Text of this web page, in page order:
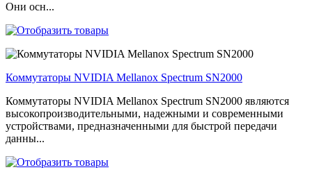
Они осн...
Коммутаторы NVIDIA Mellanox Spectrum SN2000
Коммутаторы NVIDIA Mellanox Spectrum SN2000 являются
высокопроизводительными, надежными и современными
устройствами, предназначенными для быстрой передачи
данны...